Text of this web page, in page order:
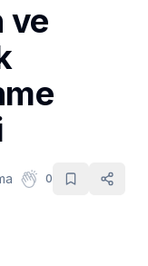
ve
0